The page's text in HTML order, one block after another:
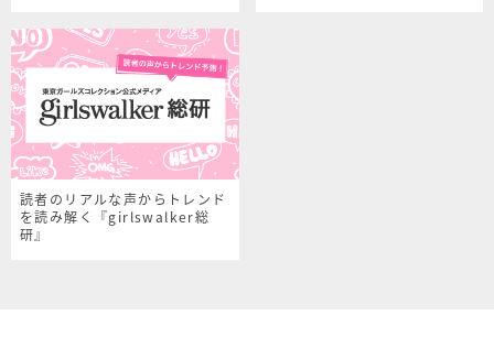
読者のリアルな声からトレンド
を読み解く『girlswalker総
研』